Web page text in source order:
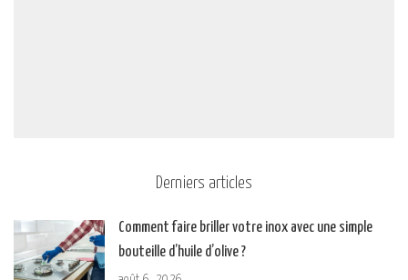
Derniers articles
Comment faire briller votre inox avec une simple
bouteille d’huile d’olive ?